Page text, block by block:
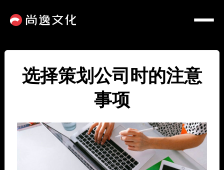
选择策划公司时的注意
事项